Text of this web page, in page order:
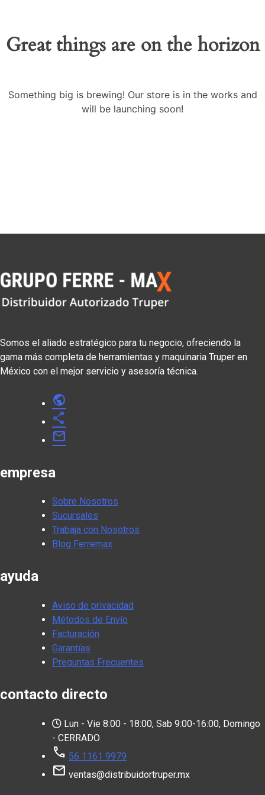
Great things are on the horizon
Something big is brewing! Our store is in the works and
will be launching soon!
Somos el aliado estratégico para tu negocio, ofreciendo la
gama más completa de herramientas y maquinaria Truper en
México con el mejor servicio y asesoría técnica.
public
share
mail
empresa
Sobre Nosotros
Sucursales
Trabaja con Nosotros
Blog Ferremax
ayuda
Aviso de privacidad
Métodos de Envío
Facturación
Garantías
Preguntas Frecuentes
contacto directo
Lun - Vie 8:00 - 18:00, Sab 9:00-16:00, Domingo
- CERRADO
call 56 1161 9979
mail ventas@distribuidortruper.mx